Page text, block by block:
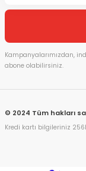
Kampanyalarımızdan,
abone olabilirsiniz.
© 2024 Tüm hakları
Kredi kartı bilgileriniz